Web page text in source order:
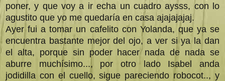
poner, y que voy a ir echa un cuadro aysss, con lo
agustito que yo me quedaría en casa ajajajajaj.
Ayer fui a tomar un cafelito con Yolanda, que ya se
encuentra bastante mejor del ojo, a ver si ya la dan
el alta, porque sin poder hacer nada de nada se
aburre muchísimo..., por otro lado Isabel anda
jodidilla con el cuello, sigue pareciendo robocot.., y